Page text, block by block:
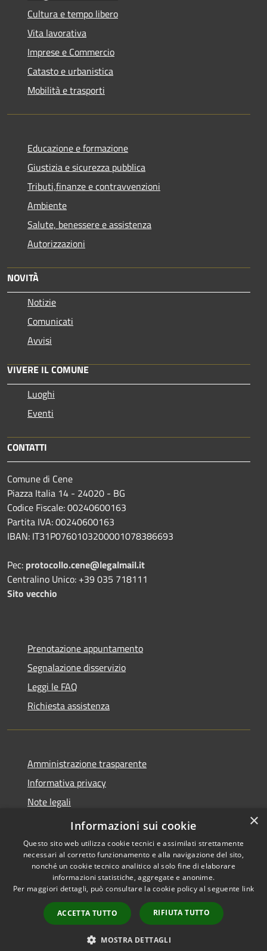
Cultura e tempo libero
Vita lavorativa
Imprese e Commercio
Catasto e urbanistica
Mobilità e trasporti
Educazione e formazione
Giustizia e sicurezza pubblica
Tributi,finanze e contravvenzioni
Ambiente
Salute, benessere e assistenza
Autorizzazioni
NOVITÀ
Notizie
Comunicati
Avvisi
VIVERE IL COMUNE
Luoghi
Eventi
CONTATTI
Comune di Cene
Piazza Italia 14 - 24020 - BG
Codice Fiscale: 00240600163
Partita IVA: 00240600163
IBAN: IT31P0760103200001078386693
Pec: protocollo.cene@legalmail.it
Centralino Unico: +39 035 718111
Sito vecchio
Prenotazione appuntamento
Segnalazione disservizio
Leggi le FAQ
Richiesta assistenza
Amministrazione trasparente
Informativa privacy
Note legali
Dichiarazione di accessibilità
Accessibilità
Copyright © 2026 • Comune di
Cene • Powered by
Municipium•
Accesso
redazione
×
Informazioni sui cookie
Questo sito web utilizza cookie tecnici e assimilati strettamente
necessari al corretto funzionamento e alla navigazione del sito,
nonché un cookie tecnico analitico al solo fine di elaborare
informazioni statistiche, aggregate e anonime.
Per maggiori dettagli, può consultare la cookie policy al seguente link
ACCETTA TUTTO RIFIUTA TUTTO
MOSTRA DETTAGLI